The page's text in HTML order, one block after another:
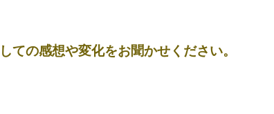
ての感想や変化をお聞かせください。